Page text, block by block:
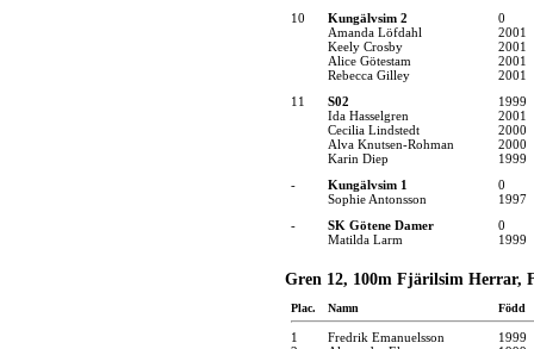
10
Kungälvsim 2
0
Amanda Löfdahl
2001
Keely Crosby
2001
Alice Götestam
2001
Rebecca Gilley
2001
11
S02
1999
Ida Hasselgren
2001
Cecilia Lindstedt
2000
Alva Knutsen-Rohman
2000
Karin Diep
1999
-
Kungälvsim 1
0
Sophie Antonsson
1997
-
SK Götene Damer
0
Matilda Larm
1999
Gren 12, 100m Fjärilsim Herrar,
Plac. Namn Född
1 Fredrik Emanuelsson
1999